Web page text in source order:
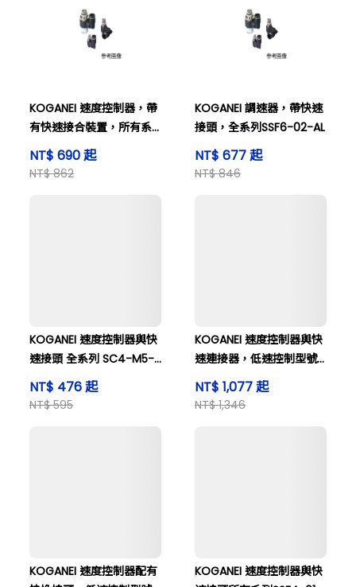
KOGANEI 速度控制器，帶
有快速接合裝置，所有系
列 SSF4-M3-A
NT$ 690 起
NT$ 862
KOGANEI 調速器，帶快速
接頭，全系列SSF6-02-AL
NT$ 677 起
NT$ 846
KOGANEI 速度控制器與快
速接頭 全系列 SC4-M5-
MBL
NT$ 476 起
NT$ 595
KOGANEI 速度控制器與快
速連接器，低速控制型號
SSC8-02-A
NT$ 1,077 起
NT$ 1,346
KOGANEI 速度控制器配有
KOGANEI 速度控制器與快